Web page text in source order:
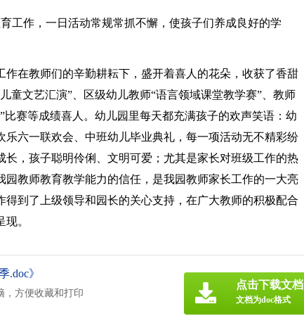
工作，一日活动常规常抓不懈，使孩子们养成良好的学
作在教师们的辛勤耕耘下，盛开着喜人的花朵，收获了香甜
童文艺汇演”、区级幼儿教师“语言领域课堂教学赛”、教师
赛等成绩喜人。幼儿园里每天都充满孩子的欢声笑语：幼
乐六一联欢会、中班幼儿毕业典礼，每一项活动无不精彩纷
长，孩子聪明伶俐、文明可爱；尤其是家长对班级工作的热
教师教育教学能力的信任，是我园教师家长工作的一大亮
得到了上级领导和园长的关心支持，在广大教师的积极配合
。
.doc》
，方便收藏和打印
点击下载文档
文档为doc格式